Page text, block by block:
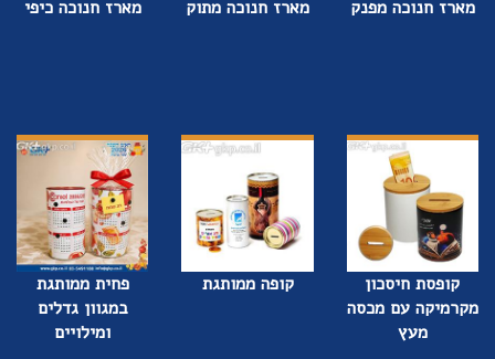
מארז חנוכה מפנק מארז חנוכה מתוק מארז חנוכה כיפי
קופסת חיסכון
מקרמיקה עם מכסה
מעץ
קופה ממותגת
פחית ממותגת
במגוון גדלים
ומילויים